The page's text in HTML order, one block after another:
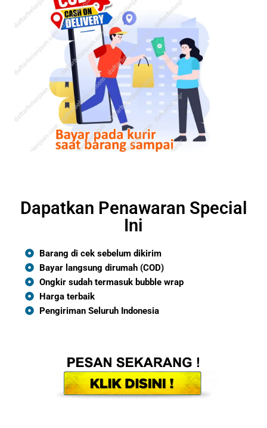
Dapatkan Penawaran Special
Ini
Barang di cek sebelum dikirim
Bayar langsung dirumah (COD)
Ongkir sudah termasuk bubble wrap
Harga terbaik
Pengiriman Seluruh Indonesia